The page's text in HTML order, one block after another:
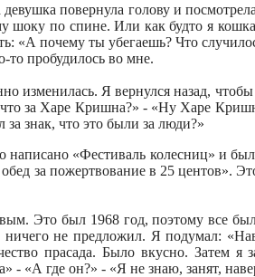
повернула голову и
шоку по спине. Или как будто я
«А почему ты убегаешь? Что
то пробудилось во мне.
изменилась. Я вернулся назад,
за Харе Кришна?» - «Ну Харе
знак, что это были за люди?»
написано «Фестиваль колесниц» и
за пожертвование в 25 центов».
Это был 1968 год, поэтому все
не предложил. Я подумал:
прасада. Было вкусно. Затем
- «А где он?» - «Я не знаю, занят,